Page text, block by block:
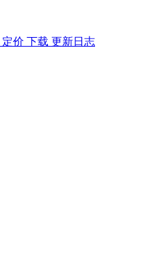
定价 下载 更新日志